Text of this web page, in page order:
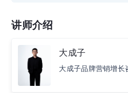
讲师介绍
大成子
⼤成⼦品牌营销增⻓